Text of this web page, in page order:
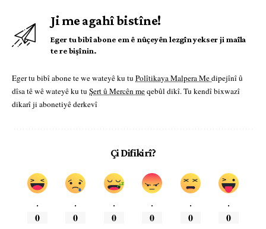
Ji me agahî bistîne!
Eger tu bibî abone em ê nûçeyên lezgîn yekser ji maîla
te re bişînin.
Eger tu bibî abone te we wateyê ku tu Polîtikaya Malpera Medipejînî û
dîsa tê wê wateyê ku tu Şert û Mercên meqebûl dikî. Tu kendî bixwazî
dikarî ji abonetiyê derkevî
Çi Difikirî?
.
0
.
0
.
0
.
0
.
0
.
0